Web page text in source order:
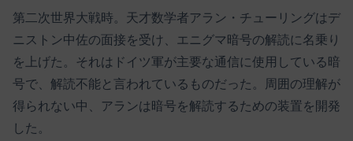
第二次世界大戦時。天才数学者アラン・チューリングはデ
ニストン中佐の面接を受け、エニグマ暗号の解読に名乗り
を上げた。それはドイツ軍が主要な通信に使用している暗
号で、解読不能と言われているものだった。周囲の理解が
得られない中、アランは暗号を解読するための装置を開発
した。